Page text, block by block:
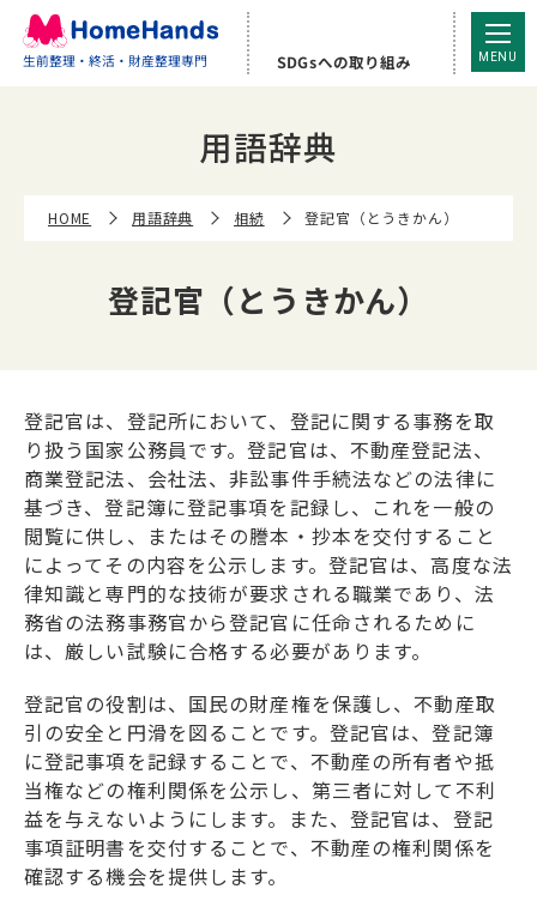
登記官（とうきかん） | ホームハンズ
生前整理・終活・財産整理専門 SDGsへの取り組み
用語辞典
HOME 用語辞典 相続 登記官（とうきかん）
登記官（とうきかん）
登記官は、登記所において、登記に関する事務を取
り扱う国家公務員です。登記官は、不動産登記法、
商業登記法、会社法、非訟事件手続法などの法律に
基づき、登記簿に登記事項を記録し、これを一般の
閲覧に供し、またはその謄本・抄本を交付すること
によってその内容を公示します。登記官は、高度な法
律知識と専門的な技術が要求される職業であり、法
務省の法務事務官から登記官に任命されるために
は、厳しい試験に合格する必要があります。
登記官の役割は、国民の財産権を保護し、不動産取
引の安全と円滑を図ることです。登記官は、登記簿
に登記事項を記録することで、不動産の所有者や抵
当権などの権利関係を公示し、第三者に対して不利
益を与えないようにします。また、登記官は、登記
事項証明書を交付することで、不動産の権利関係を
確認する機会を提供します。